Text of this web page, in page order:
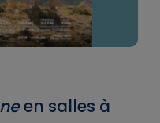
en salles à